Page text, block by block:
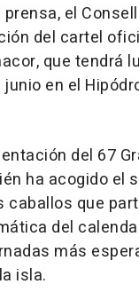
prensa, el
del cartel
que tendrá
en el
del 67
ha acogido el
caballos que
del
más
isla.